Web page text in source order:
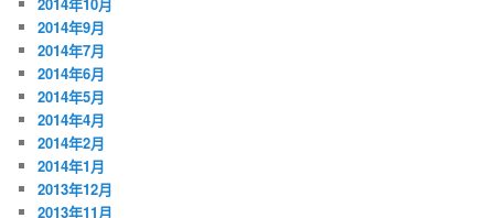
2014年10月
2014年9月
2014年7月
2014年6月
2014年5月
2014年4月
2014年2月
2014年1月
2013年12月
2013年11月